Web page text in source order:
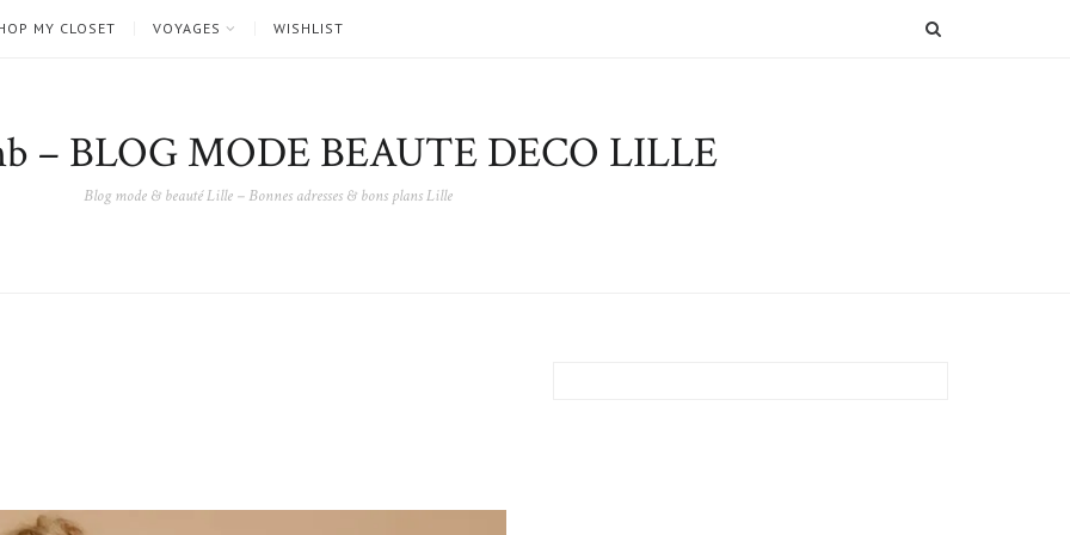
MY CLOSET VOYAGES WISHLIST
– BLOG MODE BEAUTE DECO LILLE
Blog mode & beauté Lille – Bonnes adresses & bons plans Lille